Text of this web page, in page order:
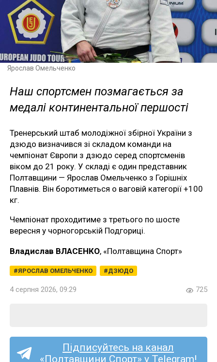
Ярослав Омельченко
Наш спортсмен позмагається за
медалі континентальної першості
Тренерський штаб молодіжної збірної України з
дзюдо визначився зі складом команди на
чемпіонат Європи з дзюдо серед спортсменів
віком до 21 року. У складі є один представник
Полтавщини — Ярослав Омельченко з Горішніх
Плавнів. Він боротиметься о ваговій категорії +100
кг.
Чемпіонат проходитиме з третього по шосте
вересня у чорногорській Подгориці.
Владислав ВЛАСЕНКО, «Полтавщина Спорт»
ЯРОСЛАВ ОМЕЛЬЧЕНКО ДЗЮДО
4 серпня 2026, 09:29 725
Підписуйтесь на канал
«Полтавщини Спорт» у Telegram!